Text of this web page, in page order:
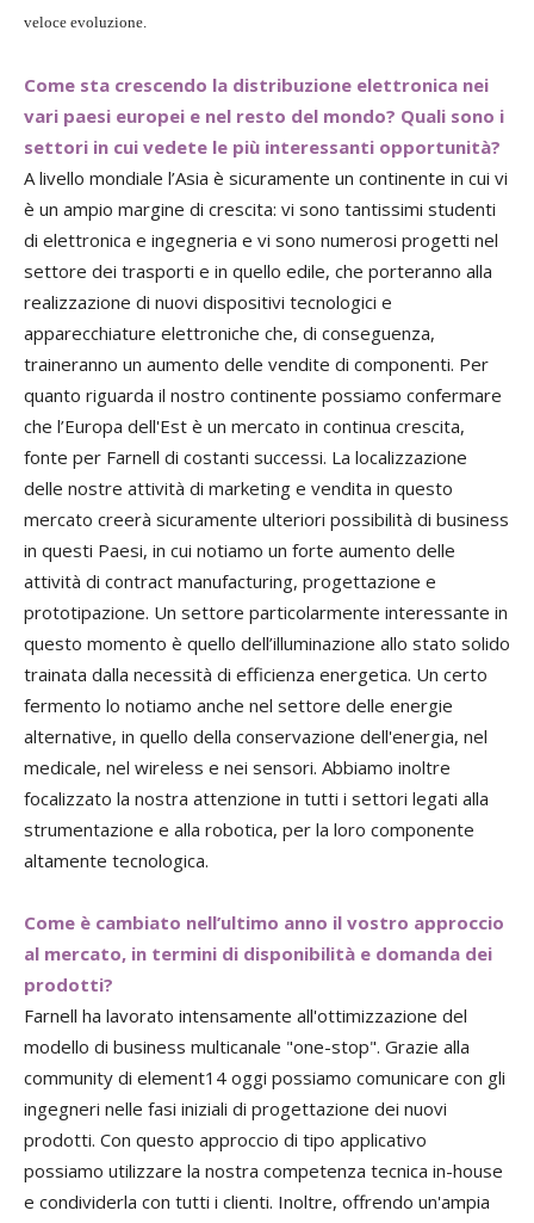
veloce evoluzione.
Come sta crescendo la distribuzione elettronica nei
vari paesi europei e nel resto del mondo? Quali sono i
settori in cui vedete le più interessanti opportunità?
A livello mondiale l’Asia è sicuramente un continente in cui vi
è un ampio margine di crescita: vi sono tantissimi studenti
di elettronica e ingegneria e vi sono numerosi progetti nel
settore dei trasporti e in quello edile, che porteranno alla
realizzazione di nuovi dispositivi tecnologici e
apparecchiature elettroniche che, di conseguenza,
traineranno un aumento delle vendite di componenti. Per
quanto riguarda il nostro continente possiamo confermare
che l’Europa dell'Est è un mercato in continua crescita,
fonte per Farnell di costanti successi. La localizzazione
delle nostre attività di marketing e vendita in questo
mercato creerà sicuramente ulteriori possibilità di business
in questi Paesi, in cui notiamo un forte aumento delle
attività di contract manufacturing, progettazione e
prototipazione. Un settore particolarmente interessante in
questo momento è quello dell’illuminazione allo stato solido
trainata dalla necessità di efficienza energetica. Un certo
fermento lo notiamo anche nel settore delle energie
alternative, in quello della conservazione dell'energia, nel
medicale, nel wireless e nei sensori. Abbiamo inoltre
focalizzato la nostra attenzione in tutti i settori legati alla
strumentazione e alla robotica, per la loro componente
altamente tecnologica.
Come è cambiato nell’ultimo anno il vostro approccio
al mercato, in termini di disponibilità e domanda dei
prodotti?
Farnell ha lavorato intensamente all'ottimizzazione del
modello di business multicanale "one-stop". Grazie alla
community di element14 oggi possiamo comunicare con gli
ingegneri nelle fasi iniziali di progettazione dei nuovi
prodotti. Con questo approccio di tipo applicativo
possiamo utilizzare la nostra competenza tecnica in-house
e condividerla con tutti i clienti. Inoltre, offrendo un'ampia